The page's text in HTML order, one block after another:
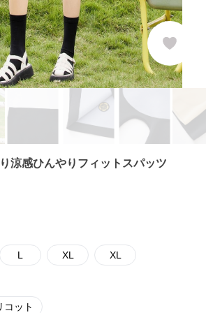
涼感ひんやりフィットスパッツ
L XL XL
コット